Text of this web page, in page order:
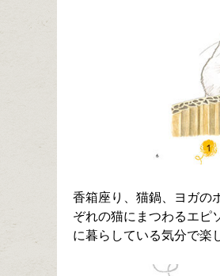
香箱座り、猫鍋、ヨガの
ぞれの猫にまつわるエピ
に暮らしている気分で楽